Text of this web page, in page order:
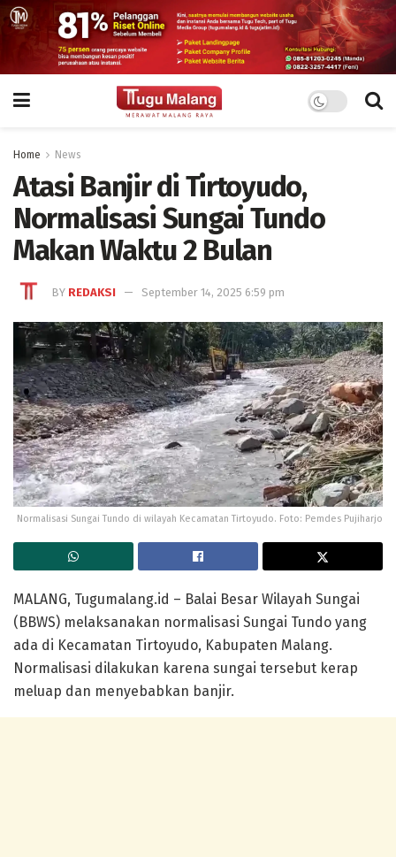
Home News
Atasi Banjir di Tirtoyudo,
Normalisasi Sungai Tundo
Makan Waktu 2 Bulan
BY REDAKSI September 14, 2025 6:59 pm
Normalisasi Sungai Tundo di wilayah Kecamatan Tirtoyudo. Foto: Pemdes Pujiharjo
MALANG, Tugumalang.id – Balai Besar Wilayah Sungai
(BBWS) melaksanakan normalisasi Sungai Tundo yang
ada di Kecamatan Tirtoyudo, Kabupaten Malang.
Normalisasi dilakukan karena sungai tersebut kerap
meluap dan menyebabkan banjir.